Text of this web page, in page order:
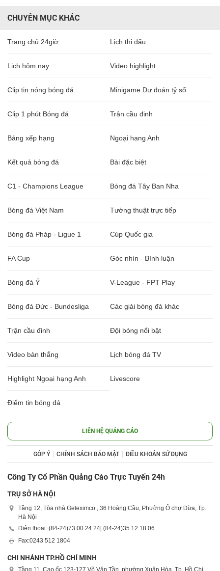
CHUYÊN MỤC KHÁC
Trang chủ 24giờ Lịch thi đấu
Lịch hôm nay Video highlight
Clip tin nóng bóng đá Minigame Dự đoán tỷ số
Clip 1 phút Bóng đá Trận cầu đinh
Bảng xếp hạng Ngoại hạng Anh
Kết quả bóng đá Bài đặc biệt
C1 - Champions League Bóng đá Tây Ban Nha
Bóng đá Việt Nam Tường thuật trực tiếp
Bóng đá Pháp - Ligue 1 Cúp Quốc gia
FA Cup Góc nhìn - Bình luận
Bóng đá Ý V-League - FPT Play
Bóng đá Đức - Bundesliga Các giải bóng đá khác
Trận cầu đinh Đội bóng nổi bật
Video bàn thắng Lịch bóng đá TV
Highlight Ngoại hạng Anh Livescore
Điểm tin bóng đá
LIÊN HỆ QUẢNG CÁO
GÓP Ý CHÍNH SÁCH BẢO MẬT ĐIỀU KHOẢN SỬ DỤNG
Công Ty Cổ Phần Quảng Cáo Trực Tuyến 24h
TRỤ SỞ HÀ NỘI
Tầng 12, Tòa nhà Geleximco , 36 Hoàng Cầu, Phường Ô chợ Dừa, Tp.
Hà Nội
Điện thoại: (84-24)73 00 24 24 | (84-24)35 12 18 06
Fax:0243 512 1804
CHI NHÁNH TP.HỒ CHÍ MINH
Tầng 11, Cao ốc 123-127 Võ Văn Tần, phường Xuân Hòa, Tp. Hồ Chí